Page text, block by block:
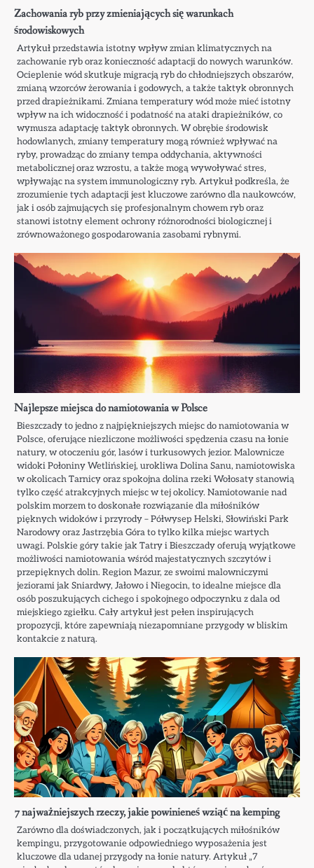
Zachowania ryb przy zmieniających się warunkach
środowiskowych
Artykuł przedstawia istotny wpływ zmian klimatycznych na
zachowanie ryb oraz konieczność adaptacji do nowych warunków.
Ocieplenie wód skutkuje migracją ryb do chłodniejszych obszarów,
zmianą wzorców żerowania i godowych, a także taktyk obronnych
przed drapieżnikami. Zmiana temperatury wód może mieć istotny
wpływ na ich widoczność i podatność na ataki drapieżników, co
wymusza adaptację taktyk obronnych. W obrębie środowisk
hodowlanych, zmiany temperatury mogą również wpływać na
ryby, prowadząc do zmiany tempa oddychania, aktywności
metabolicznej oraz wzrostu, a także mogą wywoływać stres,
wpływając na system immunologiczny ryb. Artykuł podkreśla, że
zrozumienie tych adaptacji jest kluczowe zarówno dla naukowców,
jak i osób zajmujących się profesjonalnym chowem ryb oraz
stanowi istotny element ochrony różnorodności biologicznej i
zrównoważonego gospodarowania zasobami rybnymi.
Najlepsze miejsca do namiotowania w Polsce
Bieszczady to jedno z najpiękniejszych miejsc do namiotowania w
Polsce, oferujące niezliczone możliwości spędzenia czasu na łonie
natury, w otoczeniu gór, lasów i turkusowych jezior. Malownicze
widoki Połoniny Wetlińskiej, urokliwa Dolina Sanu, namiotowiska
w okolicach Tarnicy oraz spokojna dolina rzeki Wołosaty stanowią
tylko część atrakcyjnych miejsc w tej okolicy. Namiotowanie nad
polskim morzem to doskonałe rozwiązanie dla miłośników
pięknych widoków i przyrody – Półwysep Helski, Słowiński Park
Narodowy oraz Jastrzębia Góra to tylko kilka miejsc wartych
uwagi. Polskie góry takie jak Tatry i Bieszczady oferują wyjątkowe
możliwości namiotowania wśród majestatycznych szczytów i
przepięknych dolin. Region Mazur, ze swoimi malowniczymi
jeziorami jak Sniardwy, Jałowo i Niegocin, to idealne miejsce dla
osób poszukujących cichego i spokojnego odpoczynku z dala od
miejskiego zgiełku. Cały artykuł jest pełen inspirujących
propozycji, które zapewniają niezapomniane przygody w bliskim
kontakcie z naturą.
7 najważniejszych rzeczy, jakie powinieneś wziąć na kemping
Zarówno dla doświadczonych, jak i początkujących miłośników
kempingu, przygotowanie odpowiedniego wyposażenia jest
kluczowe dla udanej przygody na łonie natury. Artykuł „7